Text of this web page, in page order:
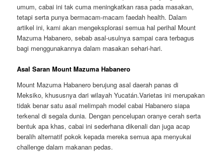
umum, cabai ini tak cuma meningkatkan rasa pada masakan,
tetapi serta punya bermacam-macam faedah health. Dalam
artikel ini, kami akan mengeksplorasi semua hal perihal Mount
Mazuma Habanero, sebab asal-usulnya sampai cara terbagus
bagi menggunakannya dalam masakan sehari-hari.
Asal Saran Mount Mazuma Habanero
Mount Mazuma Habanero berujung asal daerah panas di
Meksiko, khususnya dari wilayah Yucatán.Varietas ini merupakan
tidak benar satu asal melimpah model cabai Habanero siapa
terkenal di segala dunia. Dengan pencelupan oranye cerah serta
bentuk apa khas, cabai ini sederhana dikenali dan juga acap
beralih alternatif pokok kepada mereka semua apa menyukai
challenge dalam makanan pedas.